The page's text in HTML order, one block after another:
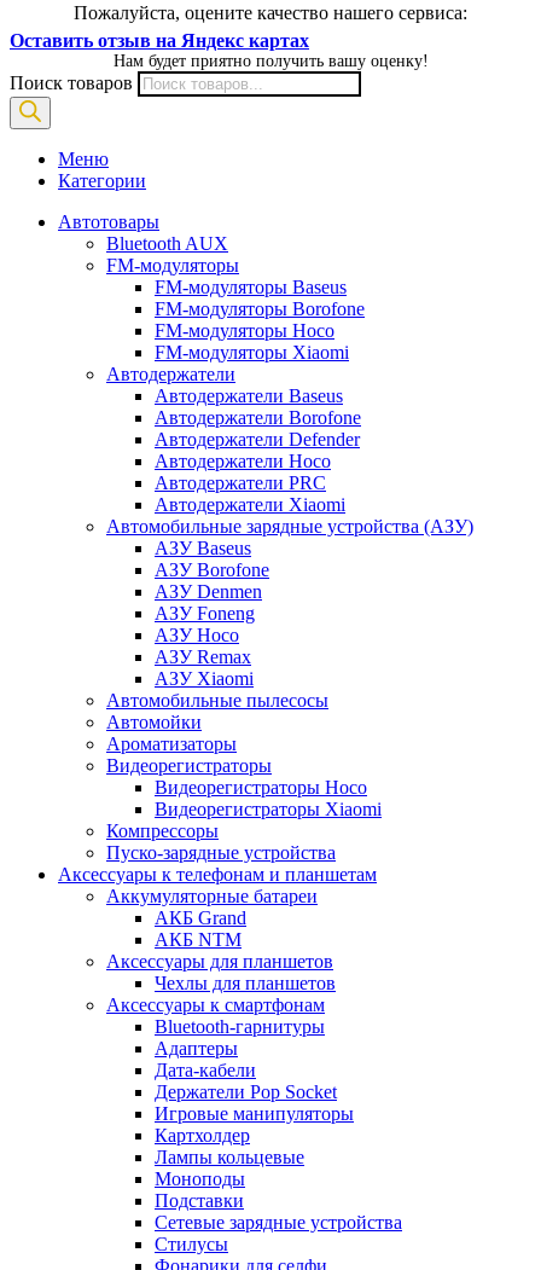
Пожалуйста, оцените качество нашего сервиса:
Оставить отзыв на Яндекс картах
Нам будет приятно получить вашу оценку!
Поиск товаров
Меню
Категории
Автотовары
Bluetooth AUX
FM-модуляторы
FM-модуляторы Baseus
FM-модуляторы Borofone
FM-модуляторы Hoco
FM-модуляторы Xiaomi
Автодержатели
Автодержатели Baseus
Автодержатели Borofone
Автодержатели Defender
Автодержатели Hoco
Автодержатели PRC
Автодержатели Xiaomi
Автомобильные зарядные устройства (АЗУ)
АЗУ Baseus
АЗУ Borofone
АЗУ Denmen
АЗУ Foneng
АЗУ Hoco
АЗУ Remax
АЗУ Xiaomi
Автомобильные пылесосы
Автомойки
Ароматизаторы
Видеорегистраторы
Видеорегистраторы Hoco
Видеорегистраторы Xiaomi
Компрессоры
Пуско-зарядные устройства
Аксессуары к телефонам и планшетам
Аккумуляторные батареи
АКБ Grand
АКБ NTM
Аксессуары для планшетов
Чехлы для планшетов
Аксессуары к смартфонам
Bluetooth-гарнитуры
Адаптеры
Дата-кабели
Держатели Pop Socket
Игровые манипуляторы
Картхолдер
Лампы кольцевые
Моноподы
Подставки
Сетевые зарядные устройства
Стилусы
Фонарики для селфи